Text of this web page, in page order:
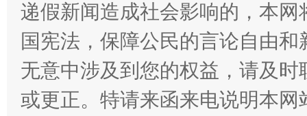
习近平的博鳌关键词
魏明
递假新闻造成社会影响的，本
国宪法，保障公民的言论自由
无意中涉及到您的权益，请及
或更正。特请来函来电说明本